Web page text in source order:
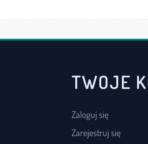
TWOJE
Zaloguj się
Zarejestruj się